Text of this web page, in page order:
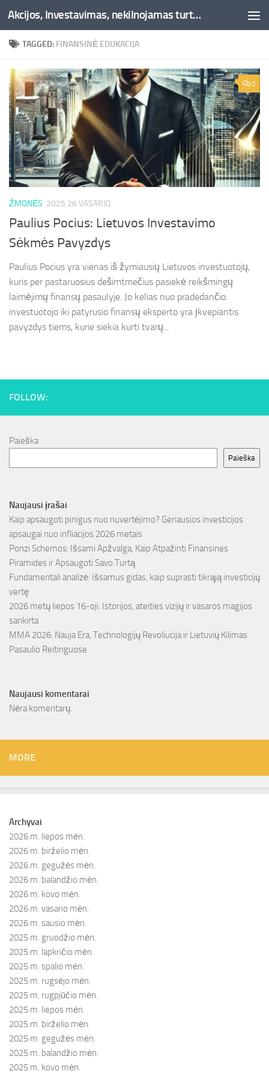
Skip to content Akcijos, Investavimas, nekilnojamas turtas, kriptovaliutos - Besociai.lt
TAGGED: FINANSINĖ EDUKACIJA
0
ŽMONĖS 2025 26 VASARIO
Paulius Pocius: Lietuvos Investavimo
Sėkmės Pavyzdys
Paulius Pocius yra vienas iš žymiausių Lietuvos investuotojų,
kuris per pastaruosius dešimtmečius pasiekė reikšmingų
laimėjimų finansų pasaulyje. Jo kelias nuo pradedančio
investuotojo iki patyrusio finansų eksperto yra įkvepiantis
pavyzdys tiems, kurie siekia kurti tvarų...
FOLLOW:
Paieška
Paieška
Naujausi įrašai
Kaip apsaugoti pinigus nuo nuvertėjimo? Geriausios investicijos
apsaugai nuo infliacijos 2026 metais
Ponzi Schemos: Išsami Apžvalga, Kaip Atpažinti Finansines
Piramides ir Apsaugoti Savo Turtą
Fundamentali analizė: Išsamus gidas, kaip suprasti tikrąją investicijų
vertę
2026 metų liepos 16-oji: Istorijos, ateities vizijų ir vasaros magijos
sankirta
MMA 2026: Nauja Era, Technologijų Revoliucija ir Lietuvių Kilimas
Pasaulio Reitinguose
Naujausi komentarai
Nėra komentarų.
MORE
Archyvai
2026 m. liepos mėn.
2026 m. birželio mėn.
2026 m. gegužės mėn.
2026 m. balandžio mėn.
2026 m. kovo mėn.
2026 m. vasario mėn.
2026 m. sausio mėn.
2025 m. gruodžio mėn.
2025 m. lapkričio mėn.
2025 m. spalio mėn.
2025 m. rugsėjo mėn.
2025 m. rugpjūčio mėn.
2025 m. liepos mėn.
2025 m. birželio mėn.
2025 m. gegužės mėn.
2025 m. balandžio mėn.
2025 m. kovo mėn.